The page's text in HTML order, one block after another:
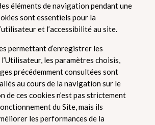
éléments de navigation pendant une
sont essentiels pour la
et l’accessibilité au site.
permettant d’enregistrer les
les paramètres choisis,
précédemment consultées sont
au cours de la navigation sur le
de ces cookies n’est pas strictement
du Site, mais ils
les performances de la